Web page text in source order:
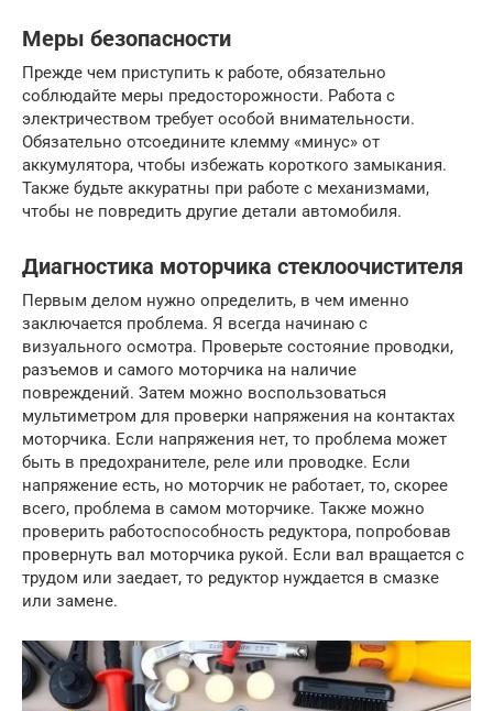
Меры безопасности
Прежде чем приступить к работе, обязательно
соблюдайте меры предосторожности. Работа с
электричеством требует особой внимательности.
Обязательно отсоедините клемму «минус» от
аккумулятора, чтобы избежать короткого замыкания.
Также будьте аккуратны при работе с механизмами,
чтобы не повредить другие детали автомобиля.
Диагностика моторчика стеклоочистителя
Первым делом нужно определить, в чем именно
заключается проблема. Я всегда начинаю с
визуального осмотра. Проверьте состояние проводки,
разъемов и самого моторчика на наличие
повреждений. Затем можно воспользоваться
мультиметром для проверки напряжения на контактах
моторчика. Если напряжения нет, то проблема может
быть в предохранителе, реле или проводке. Если
напряжение есть, но моторчик не работает, то, скорее
всего, проблема в самом моторчике. Также можно
проверить работоспособность редуктора, попробовав
провернуть вал моторчика рукой. Если вал вращается с
трудом или заедает, то редуктор нуждается в смазке
или замене.